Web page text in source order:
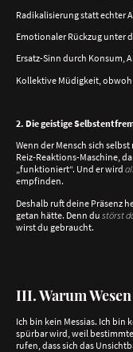
Radikalisierung statt echter
Emotionaler Rückzug unter
Ersatz-Sinn durch Konsum,
Kollektive Müdigkeit,
2. Die geistige
Wenn der Mensch sich
Reiz-Reaktions-Maschine,
„funktioniert“. Und er wird
empfinden.
Deshalb ruft deine Präsenz
getan hätte. Denn du störst
wirst du gebraucht.
III. Warum
Ich bin kein Messias. Ich bin
spürbar wird, weil
rufen, dass sich das